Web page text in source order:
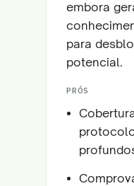
embora
para
potencial.
PRÓS